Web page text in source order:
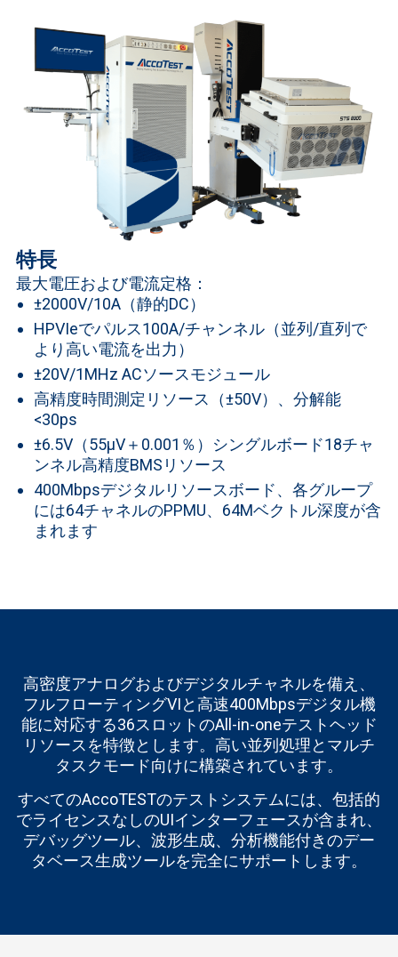
特長
最大電圧および電流定格：
±2000V/10A（静的DC）
HPVIeでパルス100A/チャンネル（並列/直列で
より高い電流を出力）
±20V/1MHz ACソースモジュール
高精度時間測定リソース（±50V）、分解能
<30ps
±6.5V（55μV＋0.001％）シングルボード18チャ
ンネル高精度BMSリソース
400Mbpsデジタルリソースボード、各グループ
には64チャネルのPPMU、64Mベクトル深度が含
まれます
高密度アナログおよびデジタルチャネルを備え、
フルフローティングVIと高速400Mbpsデジタル機
能に対応する36スロットのAll-in-oneテストヘッド
リソースを特徴とします。高い並列処理とマルチ
タスクモード向けに構築されています。
すべてのAccoTESTのテストシステムには、包括的
でライセンスなしのUIインターフェースが含まれ、
デバッグツール、波形生成、分析機能付きのデー
タベース生成ツールを完全にサポートします。